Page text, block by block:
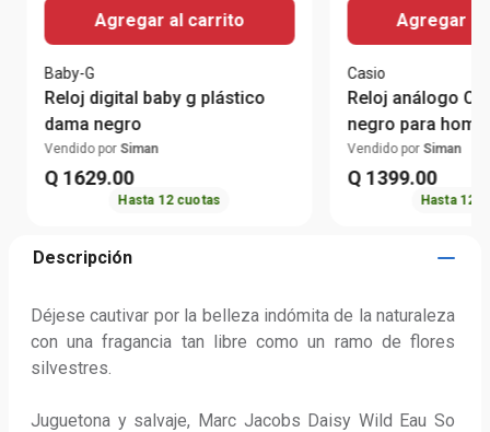
Agregar al carrito
Baby-G
Reloj digital baby g plástico
dama negro
Vendido por Siman
Q 1629.00
Hasta 12 cuotas
Agregar
Casio
Reloj análogo
negro para
Vendido por Siman
Q 1399.00
Hasta 12
Descripción
Déjese cautivar por la belleza indómita de la naturaleza
con una fragancia tan libre como un ramo de flores
silvestres.
Juguetona y salvaje, Marc Jacobs Daisy Wild Eau So